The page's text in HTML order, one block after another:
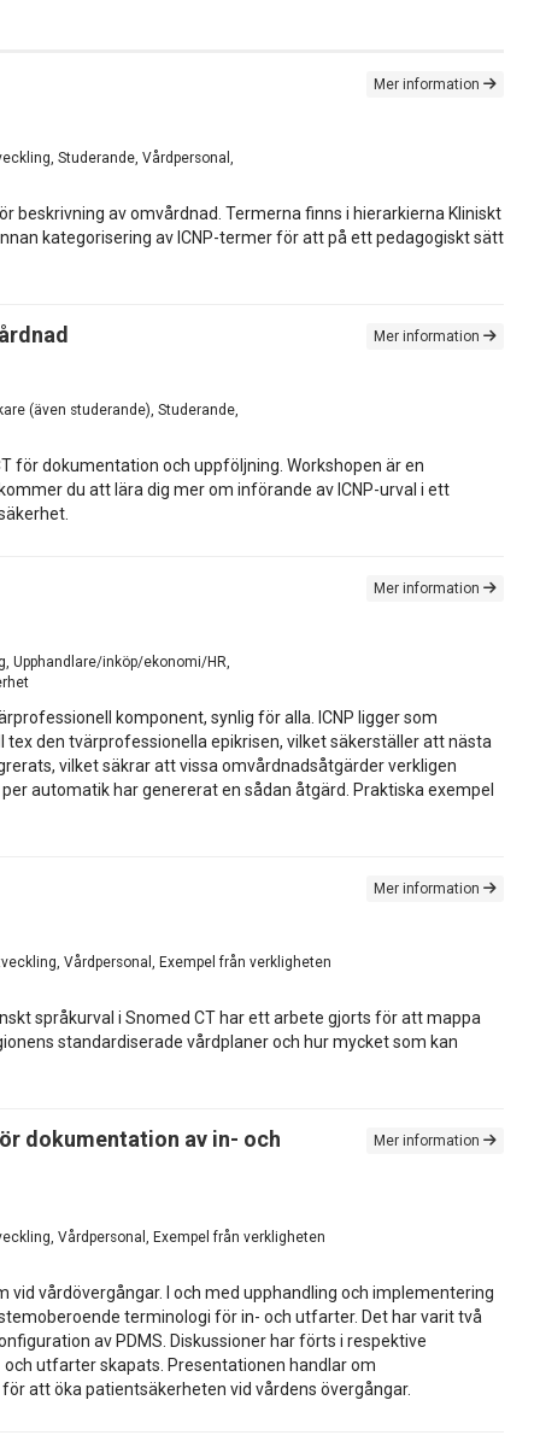
Studerande, Vårdpersonal,
Mer information
av omvårdnad. Termerna finns i hierarkierna Kliniskt
kategorisering av ICNP-termer för att på ett pedagogiskt sätt
(även studerande), Studerande,
Mer information
för dokumentation och uppföljning. Workshopen är en
du att lära dig mer om införande av ICNP-urval i ett
Upphandlare/inköp/ekonomi/HR,
Mer information
komponent, synlig för alla. ICNP ligger som
den tvärprofessionella epikrisen, vilket säkerställer att nästa
vilket säkrar att vissa omvårdnadsåtgärder verkligen
automatik har genererat en sådan åtgärd. Praktiska exempel
Vårdpersonal, Exempel från verkligheten
Mer information
språkurval i Snomed CT har ett arbete gjorts för att mappa
standardiserade vårdplaner och hur mycket som kan
dokumentation av in- och
Vårdpersonal, Exempel från verkligheten
Mer information
vårdövergångar. I och med upphandling och implementering
terminologi för in- och utfarter. Det har varit två
av PDMS. Diskussioner har förts i respektive
utfarter skapats. Presentationen handlar om
att öka patientsäkerheten vid vårdens övergångar.